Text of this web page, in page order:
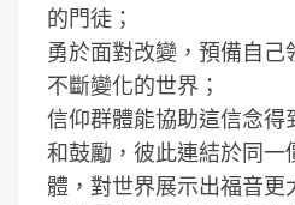
的門徒；
勇於面對改變，預備自
不斷變化的世界；
信仰群體能協助這信念得
和鼓勵，彼此連結於同一
體，對世界展示出福音更